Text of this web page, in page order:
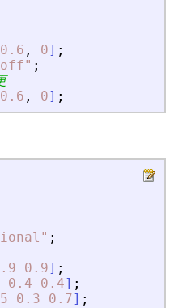
0.6 , 0] ;
off" ;
0.6 , 0] ;
" ;
0.9] ;
0.4 0.4] ;
0.3 0.7] ;